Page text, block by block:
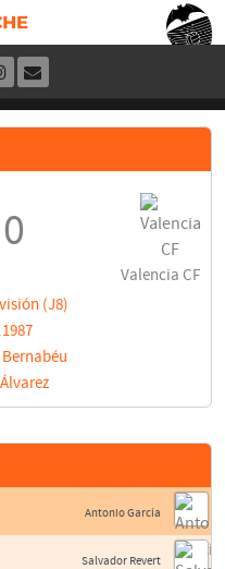
Valencia CF
(J8)
Antonio García
Salvador Revert